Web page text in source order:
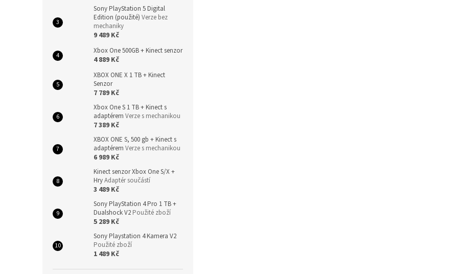
Sony PlayStation 5 Digital
Edition (použité) Verze bez
mechaniky
9 489 Kč
Xbox One 500GB + Kinect senzor
4 889 Kč
XBOX ONE X 1 TB + Kinect
Senzor
7 789 Kč
Xbox One S 1 TB + Kinect s
adaptérem Verze s mechanikou
7 389 Kč
XBOX ONE S, 500 gb + Kinect s
adaptérem Verze s mechanikou
6 989 Kč
Kinect senzor Xbox One S/X +
HryAdaptér součástí
3 489 Kč
Sony PlayStation 4 Pro 1 TB +
Dualshock V2 Použité zboží
5 289 Kč
Sony Playstation 4 Kamera V2
Použité zboží
1 489 Kč